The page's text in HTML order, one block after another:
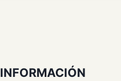
INFORMACIÓN